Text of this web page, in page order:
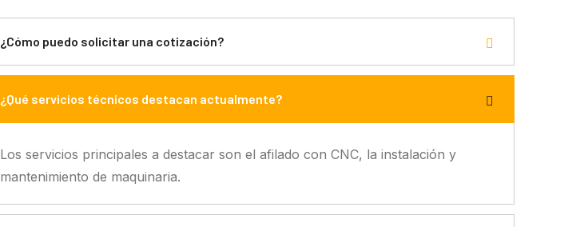
¿Cómo puedo solicitar una cotización?
¿Qué servicios técnicos destacan actualmente?
Los servicios principales a destacar son el afilado con CNC, la instalación y
mantenimiento de maquinaria.